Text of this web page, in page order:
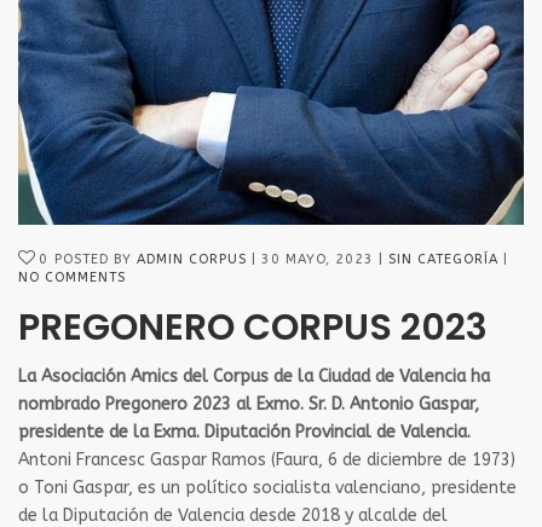
0 POSTED BY ADMIN CORPUS 30 MAYO, 2023
SIN CATEGORÍA
NO COMMENTS
PREGONERO CORPUS 2023
La Asociación Amics del Corpus de la Ciudad de Valencia ha
nombrado Pregonero 2023 al Exmo. Sr. D. Antonio Gaspar,
presidente de la Exma. Diputación Provincial de Valencia.
Antoni Francesc Gaspar Ramos (Faura, 6 de diciembre de 1973)
o Toni Gaspar, es un político socialista valenciano, presidente
de la Diputación de Valencia desde 2018 y alcalde del